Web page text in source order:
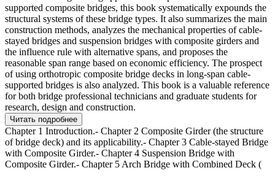
supported composite bridges, this book systematically expounds the
structural systems of these bridge types. It also summarizes the main
construction methods, analyzes the mechanical properties of cable-
stayed bridges and suspension bridges with composite girders and
the influence rule with alternative spans, and proposes the
reasonable span range based on economic efficiency. The prospect
of using orthotropic composite bridge decks in long-span cable-
supported bridges is also analyzed. This book is a valuable reference
for both bridge professional technicians and graduate students for
research, design and construction.
Читать подробнее
Chapter 1 Introduction.- Chapter 2 Composite Girder (the structure
of bridge deck) and its applicability.- Chapter 3 Cable-stayed Bridge
with Composite Girder.- Chapter 4 Suspension Bridge with
Composite Girder.- Chapter 5 Arch Bridge with Combined Deck (